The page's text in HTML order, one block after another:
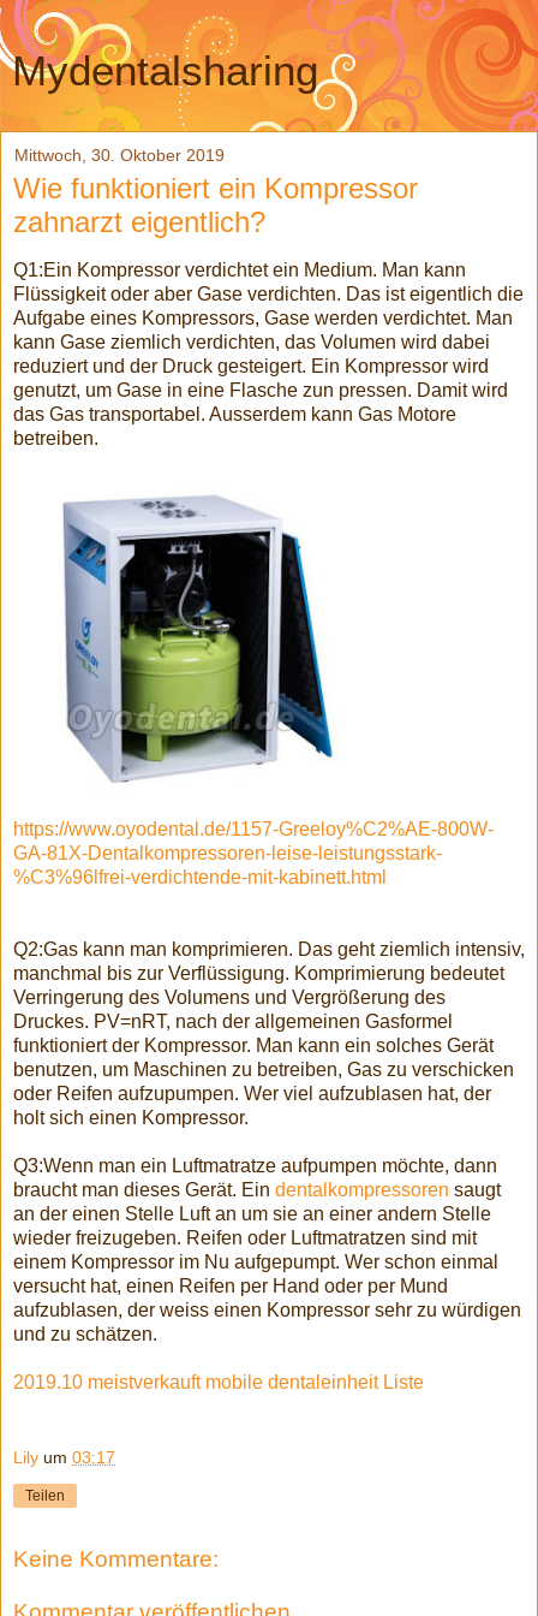
Mydentalsharing
Mittwoch, 30. Oktober 2019
Wie funktioniert ein Kompressor
zahnarzt eigentlich?
Q1:Ein Kompressor verdichtet ein Medium. Man kann
Flüssigkeit oder aber Gase verdichten. Das ist eigentlich die
Aufgabe eines Kompressors, Gase werden verdichtet. Man
kann Gase ziemlich verdichten, das Volumen wird dabei
reduziert und der Druck gesteigert. Ein Kompressor wird
genutzt, um Gase in eine Flasche zun pressen. Damit wird
das Gas transportabel. Ausserdem kann Gas Motore
betreiben.
https://www.oyodental.de/1157-Greeloy%C2%AE-800W-
GA-81X-Dentalkompressoren-leise-leistungsstark-
%C3%96lfrei-verdichtende-mit-kabinett.html
Q2:Gas kann man komprimieren. Das geht ziemlich intensiv,
manchmal bis zur Verflüssigung. Komprimierung bedeutet
Verringerung des Volumens und Vergrößerung des
Druckes. PV=nRT, nach der allgemeinen Gasformel
funktioniert der Kompressor. Man kann ein solches Gerät
benutzen, um Maschinen zu betreiben, Gas zu verschicken
oder Reifen aufzupumpen. Wer viel aufzublasen hat, der
holt sich einen Kompressor.
Q3:Wenn man ein Luftmatratze aufpumpen möchte, dann
braucht man dieses Gerät. Ein dentalkompressoren ‎ saugt
an der einen Stelle Luft an um sie an einer andern Stelle
wieder freizugeben. Reifen oder Luftmatratzen sind mit
einem Kompressor im Nu aufgepumpt. Wer schon einmal
versucht hat, einen Reifen per Hand oder per Mund
aufzublasen, der weiss einen Kompressor sehr zu würdigen
und zu schätzen.
2019.10 meistverkauft mobile dentaleinheit Liste
Lily um 03:17
Teilen
Keine Kommentare: